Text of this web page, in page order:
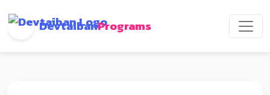
DevtaibanPrograms